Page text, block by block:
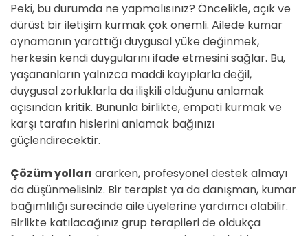
Peki, bu durumda ne yapmalısınız? Öncelikle, açık ve
dürüst bir iletişim kurmak çok önemli. Ailede kumar
oynamanın yarattığı duygusal yüke değinmek,
herkesin kendi duygularını ifade etmesini sağlar. Bu,
yaşananların yalnızca maddi kayıplarla değil,
duygusal zorluklarla da ilişkili olduğunu anlamak
açısından kritik. Bununla birlikte, empati kurmak ve
karşı tarafın hislerini anlamak bağınızı
güçlendirecektir.
Çözüm yolları ararken, profesyonel destek almayı
da düşünmelisiniz. Bir terapist ya da danışman, kumar
bağımlılığı sürecinde aile üyelerine yardımcı olabilir.
Birlikte katılacağınız grup terapileri de oldukça